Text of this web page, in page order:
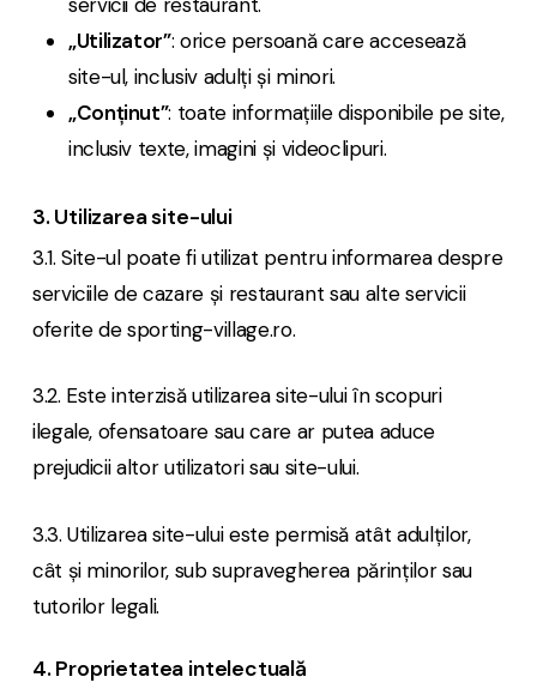
„Utilizator”: orice persoană care accesează
site-ul, inclusiv adulți și minori.
„Conținut”: toate informațiile disponibile pe site,
inclusiv texte, imagini și videoclipuri.
3. Utilizarea site-ului
3.1. Site-ul poate fi utilizat pentru informarea despre
serviciile de cazare și restaurant sau alte servicii
oferite de sporting-village.ro.
3.2. Este interzisă utilizarea site-ului în scopuri
ilegale, ofensatoare sau care ar putea aduce
prejudicii altor utilizatori sau site-ului.
3.3. Utilizarea site-ului este permisă atât adulților,
cât și minorilor, sub supravegherea părinților sau
tutorilor legali.
4. Proprietatea intelectuală